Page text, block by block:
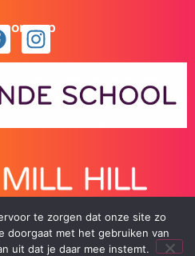
ons op
te zorgen dat onze site zo
doorgaat met het gebruiken van
uit dat je daar mee instemt.